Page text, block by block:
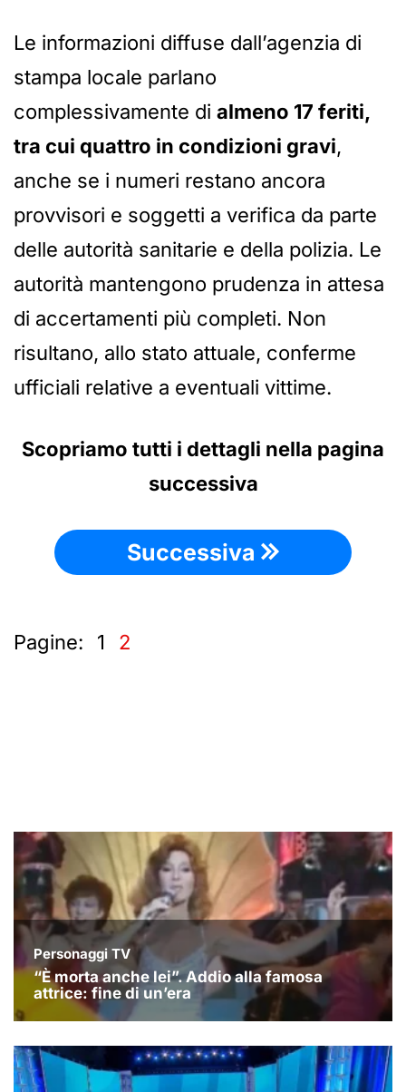
Le informazioni diffuse dall’agenzia di
stampa locale parlano
complessivamente di almeno 17 feriti,
tra cui quattro in condizioni gravi,
anche se i numeri restano ancora
provvisori e soggetti a verifica da parte
delle autorità sanitarie e della polizia. Le
autorità mantengono prudenza in attesa
di accertamenti più completi. Non
risultano, allo stato attuale, conferme
ufficiali relative a eventuali vittime.
Scopriamo tutti i dettagli nella pagina
successiva
Successiva
Pagine: 1 2